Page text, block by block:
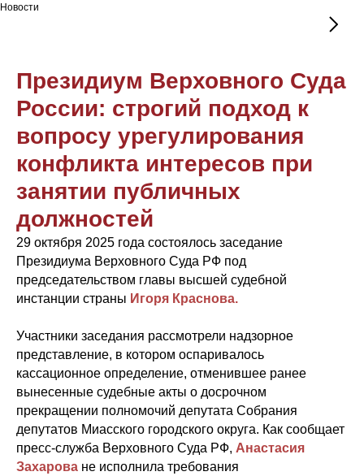
Новости
Президиум Верховного Суда
России: строгий подход к
вопросу урегулирования
конфликта интересов при
занятии публичных
должностей
29 октября 2025 года состоялось заседание
Президиума Верховного Суда РФ под
председательством главы высшей судебной
инстанции страны Игоря Краснова.
Участники заседания рассмотрели надзорное
представление, в котором оспаривалось
кассационное определение, отменившее ранее
вынесенные судебные акты о досрочном
прекращении полномочий депутата Собрания
депутатов Миасского городского округа. Как сообщает
пресс-служба Верховного Суда РФ, Анастасия
Захарова не исполнила требования